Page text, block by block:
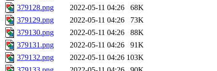
379128.png
2022-05-11 04:26
68K
379129.png
2022-05-11 04:26
73K
379130.png
2022-05-11 04:26
88K
379131.png
2022-05-11 04:26
91K
379132.png
2022-05-11 04:26 103K